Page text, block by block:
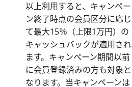
以上利用すると、キャンペー
ン終了時点の会員区分に応じ
て最大15％（上限1万円）の
キャッシュバックが適用され
ます。キャンペーン期間以前
に会員登録済みの方も対象と
なります。当キャンペーンは